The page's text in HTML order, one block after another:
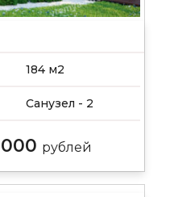
184 м2
Санузел - 2
рублей